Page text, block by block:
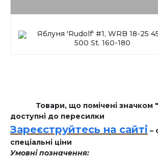
Яблуня 'Rudolf' #1, WRB 18-25
500 St. 160-180
Товари, що помічені значком
доступні до пересилки
Зареєструйтесь на сайті –
спеціальні ціни
Умовні позначення: